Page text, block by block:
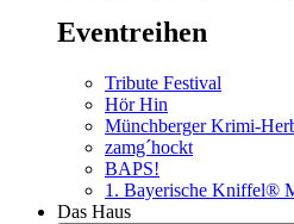
Eventreihen
Tribute Festival
Hör Hin
Münchberger Krimi-
zamg´hockt
BAPS!
1. Bayerische Kniffel®
Das Haus